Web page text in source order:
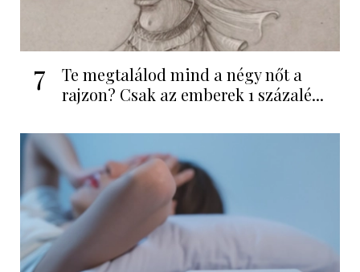
7
Te megtalálod mind a négy nőt a
rajzon? Csak az emberek 1 százalé...